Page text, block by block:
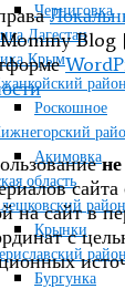
Черниговка
Дагестан
Крым
район
Роскошное
Акимовка
область
район
Крынки
район
Бургунка
Blog
на сайт в
с